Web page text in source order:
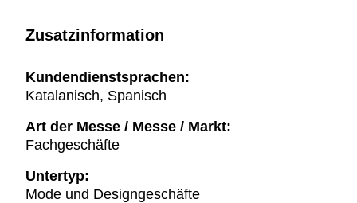
Zusatzinformation
Kundendienstsprachen:
Katalanisch, Spanisch
Art der Messe / Messe / Markt:
Fachgeschäfte
Untertyp:
Mode und Designgeschäfte